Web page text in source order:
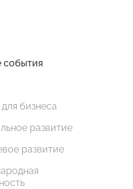
события
бизнеса
развитие
развитие